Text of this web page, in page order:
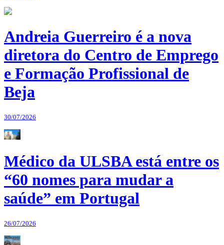
Andreia Guerreiro é a nova
diretora do Centro de Emprego
e Formação Profissional de
Beja
30/07/2026
Médico da ULSBA está entre os
“60 nomes para mudar a
saúde” em Portugal
26/07/2026